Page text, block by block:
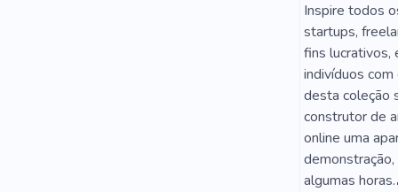
Inspire todos
startups,
fins lucrativos,
indivíduos
desta coleção
construtor de
online uma
algumas